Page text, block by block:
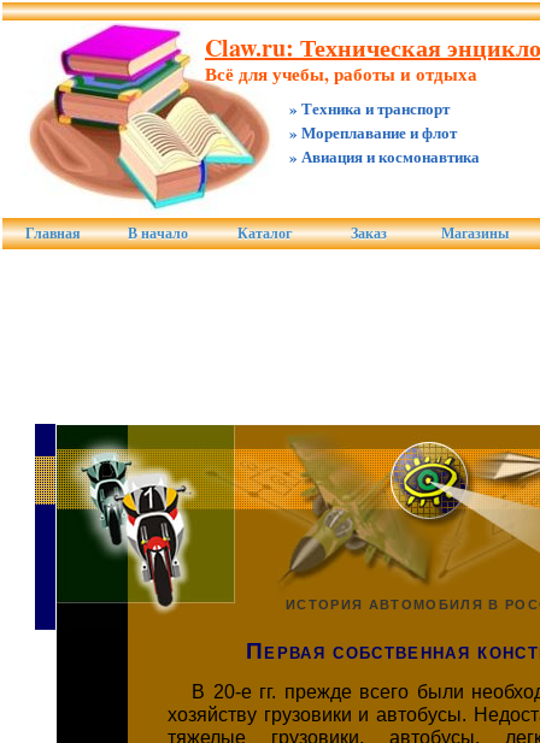
Claw.ru: Техническая
Всё для учебы, работы и отдыха
» Техника и транспорт
» Мореплавание и флот
» Авиация и космонавтика
Главная В начало Каталог Заказ Магазины
ИСТОРИЯ АВТОМОБИЛЯ В
Первая собственная
В 20-е гг. прежде всего были
хозяйству грузовики и автобусы.
тяжелые грузовики, автобусы,